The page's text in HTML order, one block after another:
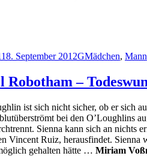
8. September 2012GMädchen, Mann
–
ist sich nicht sicher, ob er sich
bei den O’Loughlins
Sienna kann sich an nichts
Vincent Ruiz, herausfindet.
gehalten hätte … Miriam